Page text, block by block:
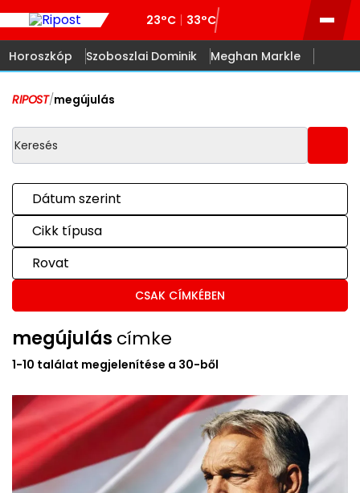
23°C 33°C
Horoszkóp Szoboszlai Dominik Meghan Markle
RIPOST/megújulás
Dátum szerint
Cikk típusa
Rovat
CSAK CÍMKÉBEN
megújulás címke
1-10 találat megjelenítése a 30-ből